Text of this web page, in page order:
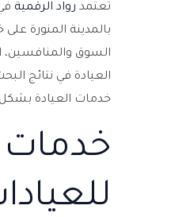
تعتمد رواد الرقمية
بالمدينة المنورة
السوق والمنافسين،
العيادة في نتائج
خدمات العيادة
خدمات